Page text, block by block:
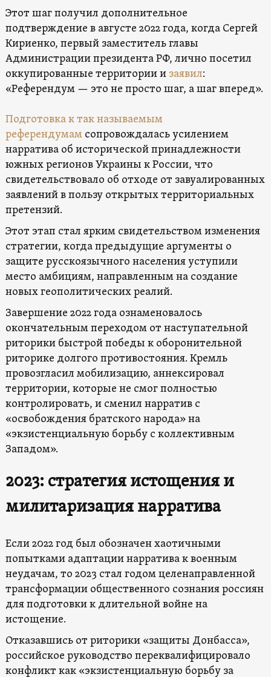
Этот шаг получил дополнительное
подтверждение в августе 2022 года, когда Сергей
Кириенко, первый заместитель главы
Администрации президента РФ, лично посетил
оккупированные территории и заявил:
«Референдум — это не просто шаг, а шаг вперед».
Подготовка к так называемым
референдумамсопровождалась усилением
нарратива об исторической принадлежности
южных регионов Украины к России, что
свидетельствовало об отходе от завуалированных
заявлений в пользу открытых территориальных
претензий.
Этот этап стал ярким свидетельством изменения
стратегии, когда предыдущие аргументы о
защите русскоязычного населения уступили
место амбициям, направленным на создание
новых геополитических реалий.
Завершение 2022 года ознаменовалось
окончательным переходом от наступательной
риторики быстрой победы к оборонительной
риторике долгого противостояния. Кремль
провозгласил мобилизацию, аннексировал
территории, которые не смог полностью
контролировать, и сменил нарратив с
«освобождения братского народа» на
«экзистенциальную борьбу с коллективным
Западом».
2023: стратегия истощения и
милитаризация нарратива
Если 2022 год был обозначен хаотичными
попытками адаптации нарратива к военным
неудачам, то 2023 стал годом целенаправленной
трансформации общественного сознания россиян
для подготовки к длительной войне на
истощение.
Отказавшись от риторики «защиты Донбасса»,
российское руководство переквалифицировало
конфликт как «экзистенциальную борьбу за